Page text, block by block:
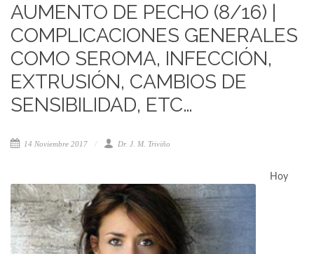
AUMENTO DE PECHO (8/16) |
COMPLICACIONES GENERALES
COMO SEROMA, INFECCIÓN,
EXTRUSIÓN, CAMBIOS DE
SENSIBILIDAD, ETC…
14 Noviembre 2017 Dr. J. M. Triviño
Hoy